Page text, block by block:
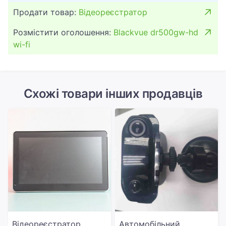
Продати товар: Відеореєстратор
Розмістити оголошення: Blackvue dr500gw-hd
wi-fi
Схожі товари інших продавців
Відеореєстратор
Автомобільний